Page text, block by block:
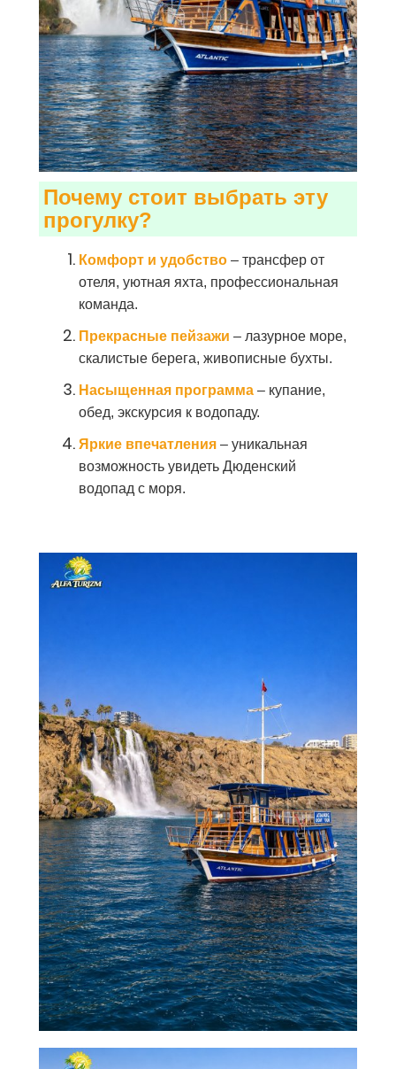
Комфорт и удобство – трансфер от
отеля, уютная яхта, профессиональная
команда.
Прекрасные пейзажи – лазурное море,
скалистые берега, живописные бухты.
Насыщенная программа – купание,
обед, экскурсия к водопаду.
Яркие впечатления – уникальная
возможность увидеть Дюденский
водопад с моря.
Почему стоит выбрать эту
прогулку?